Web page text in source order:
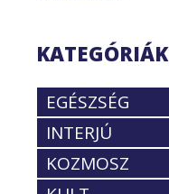
KATEGÓRIÁK
EGÉSZSÉG
INTERJÚ
KOZMOSZ